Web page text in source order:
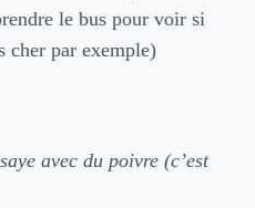
le bus pour voir si
cher par exemple)
avec du poivre (c’est